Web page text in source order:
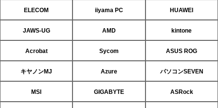
ELECOM iiyama PC HUAWEI
JAWS-UG AMD kintone
Acrobat Sycom ASUS ROG
キヤノンMJ Azure パソコンSEVEN
MSI GIGABYTE ASRock